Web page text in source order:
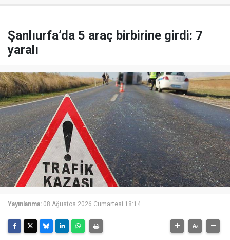
Şanlıurfa’da 5 araç birbirine girdi: 7
yaralı
Yayınlanma: 08 Ağustos 2026 Cumartesi 18:14